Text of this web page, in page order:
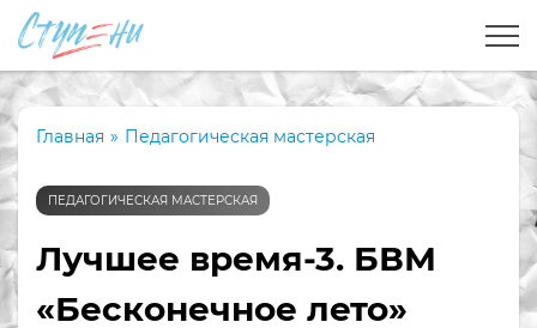
Главная » Педагогическая мастерская
ПЕДАГОГИЧЕСКАЯ МАСТЕРСКАЯ
Лучшее время-3. БВМ
«Бесконечное лето»